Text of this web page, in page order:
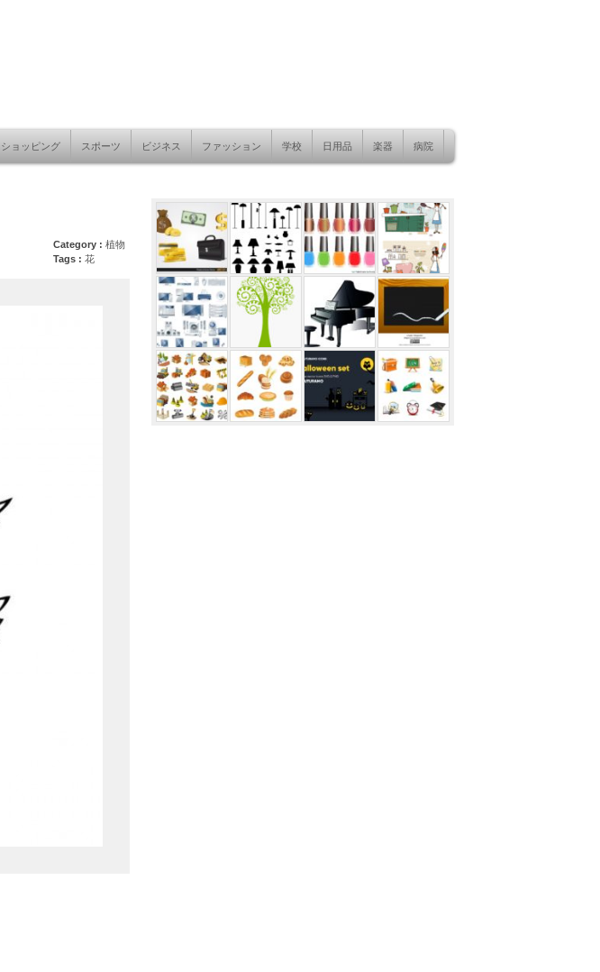
ショッピング スポーツ ビジネス ファッション 学校 日用品 楽器 病院
Category : 植物
Tags : 花